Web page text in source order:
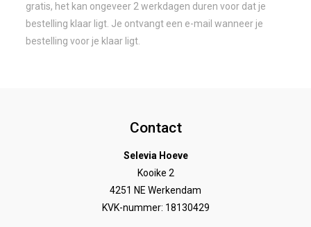
gratis, het kan ongeveer 2 werkdagen duren voor dat je
bestelling klaar ligt. Je ontvangt een e-mail wanneer je
bestelling voor je klaar ligt.
Contact
Selevia Hoeve
Kooike 2
4251 NE Werkendam
KVK-nummer: 18130429